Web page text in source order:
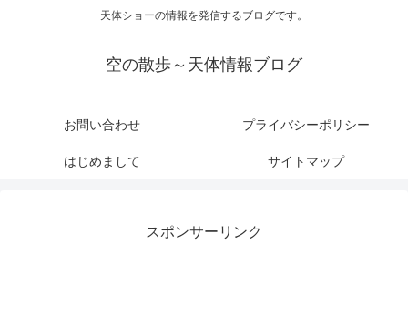
天体ショーの情報を発信するブログです。
空の散歩～天体情報ブログ
お問い合わせ プライバシーポリシー
はじめまして サイトマップ
スポンサーリンク